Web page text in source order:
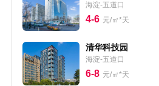
海淀-五道口
4-6 元/㎡*天
清华科技园
海淀-五道口
6-8 元/㎡*天